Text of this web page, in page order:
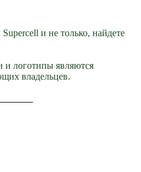
и не только, найдете
и логотипы являются
владельцев.